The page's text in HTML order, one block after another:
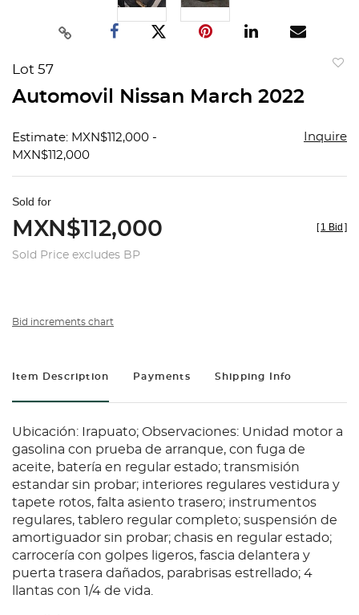
Lot 57
Automovil Nissan March 2022
Estimate: MXN$112,000 -
MXN$112,000
Inquire
Sold for
MXN$112,000
Sold Price excludes BP
[ 1 Bid ]
Bid increments chart
Item Description Payments Shipping Info
Ubicación: Irapuato; Observaciones: Unidad motor a
gasolina con prueba de arranque, con fuga de
aceite, batería en regular estado; transmisión
estandar sin probar; interiores regulares vestidura y
tapete rotos, falta asiento trasero; instrumentos
regulares, tablero regular completo; suspensión de
amortiguador sin probar; chasis en regular estado;
carrocería con golpes ligeros, fascia delantera y
puerta trasera dañados, parabrisas estrellado; 4
llantas con 1/4 de vida.